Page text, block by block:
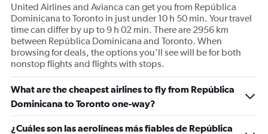
United Airlines and Avianca can get you from República
Dominicana to Toronto in just under 10 h 50 min. Your travel
time can differ by up to 9 h 02 min. There are 2956 km
between República Dominicana and Toronto. When
browsing for deals, the options you’ll see will be for both
nonstop flights and flights with stops.
What are the cheapest airlines to fly from República
Dominicana to Toronto one-way?
¿Cuáles son las aerolíneas más fiables de República